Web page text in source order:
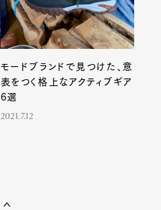
モードブランドで見つけた、意
表をつく格上なアクティブギア
6選
2021.7.12